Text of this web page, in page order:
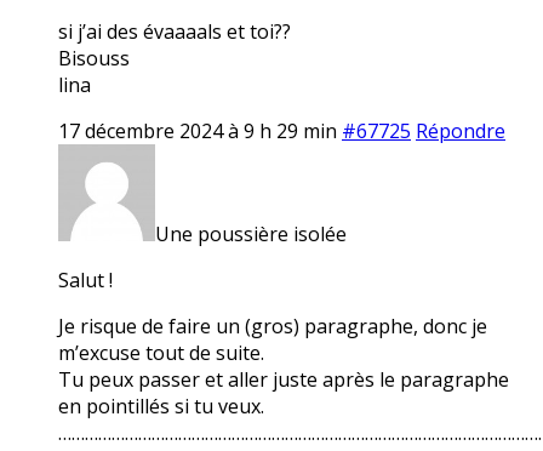
si j’ai des évaaaals et toi??
Bisouss
lina
17 décembre 2024 à 9 h 29 min #67725 Répondre
Une poussière isolée
Salut !
Je risque de faire un (gros) paragraphe, donc je
m’excuse tout de suite.
Tu peux passer et aller juste après le paragraphe
en pointillés si tu veux.